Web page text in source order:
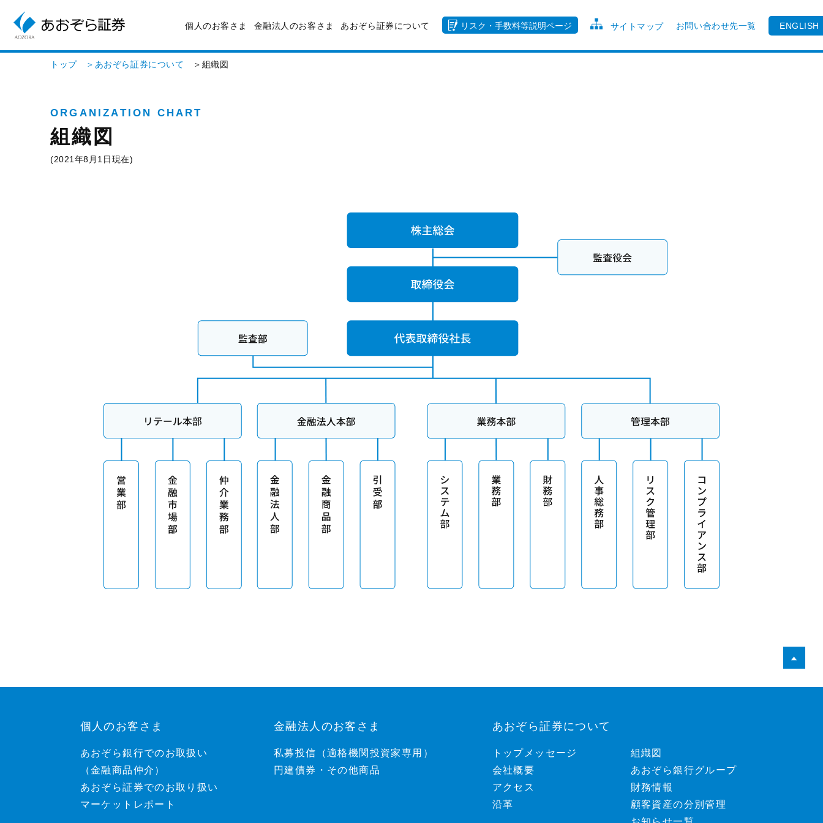
個人のお客さま 金融法人のお客さま あおぞら証券について リスク・手数料等説明ページ サイトマップ お問い合わせ先一覧 ENGLISH
トップ＞あおぞら証券について ＞組織図
ORGANIZATION CHART
組織図
(2021年8月1日現在)
個人のお客さま
あおぞら銀行でのお取扱い
（金融商品仲介）
あおぞら証券でのお取り扱い
マーケットレポート
金融法人のお客さま
私募投信（適格機関投資家専用）
円建債券・その他商品
あおぞら証券について
トップメッセージ
会社概要
アクセス
沿革
組織図
あおぞら銀行グループ
財務情報
顧客資産の分別管理